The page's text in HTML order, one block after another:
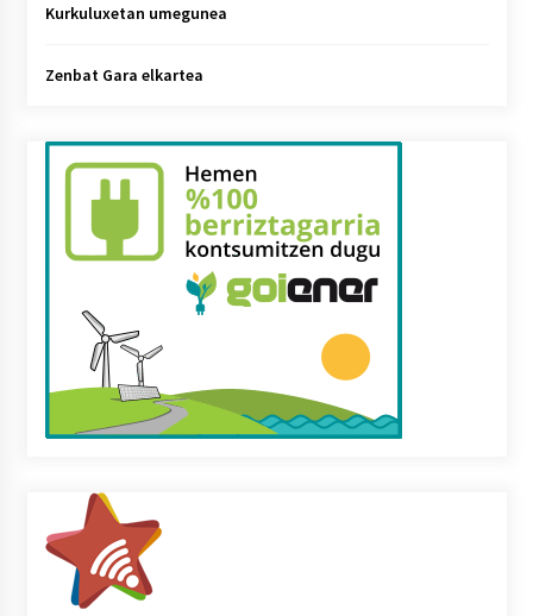
Kurkuluxetan umegunea
Zenbat Gara elkartea